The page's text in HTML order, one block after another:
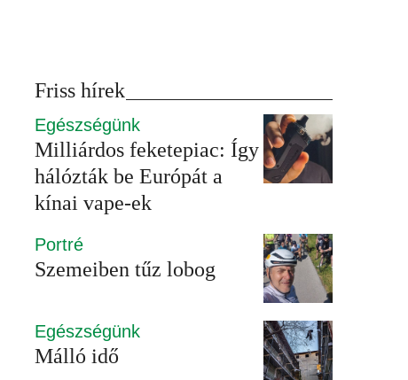
Friss hírek
Egészségünk
Milliárdos feketepiac: Így
hálózták be Európát a
kínai vape-ek
Portré
Szemeiben tűz lobog
Egészségünk
Málló idő